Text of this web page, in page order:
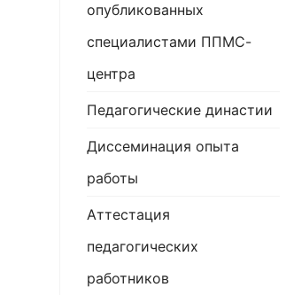
опубликованных
специалистами ППМС-
центра
Педагогические династии
Диссеминация опыта
работы
Аттестация
педагогических
работников